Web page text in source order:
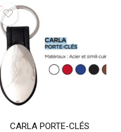
CARLA PORTE-CLÉS